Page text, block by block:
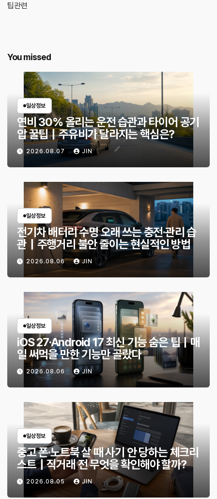
팁관련
You missed
일상정보
연비 30% 올리는 운전 습관과 타이어 공기
압 꿀팁｜주유비가 달라지는 핵심은?
2026.08.07 JIN
일상정보
전기차 배터리 수명 오래 쓰는 충전·관리 습
관｜주행거리 불안 줄이는 현실적인 방법
2026.08.06 JIN
일상정보
iOS 27·Android 17 최신 기능 숨은 팁｜매
일 써먹을 만한 기능만 골랐다
2026.08.06 JIN
일상정보
중고 폰·노트북 살 때 사기 안 당하는 체크리
스트｜직거래 전 무엇을 확인해야 할까?
2026.08.05 JIN